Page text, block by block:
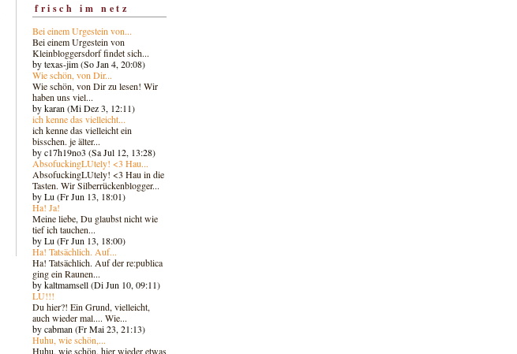
frisch im netz
Bei einem Urgestein von...
Bei einem Urgestein von
Kleinbloggersdorf findet sich...
by texas-jim (So Jan 4, 20:08)
Wie schön, von Dir...
Wie schön, von Dir zu lesen! Wir
haben uns viel...
by karan (Mi Dez 3, 12:11)
ich kenne das vielleicht...
ich kenne das vielleicht ein
bisschen. je älter...
by c17h19no3 (Sa Jul 12, 13:28)
AbsofuckingLUtely! <3 Hau...
AbsofuckingLUtely! <3 Hau in die
Tasten. Wir Silberrückenblogger...
by Lu (Fr Jun 13, 18:01)
Ha! Ja!
Meine liebe, Du glaubst nicht wie
tief ich tauchen...
by Lu (Fr Jun 13, 18:00)
Ha! Tatsächlich. Auf...
Ha! Tatsächlich. Auf der re:publica
ging ein Raunen...
by kaltmamsell (Di Jun 10, 09:11)
LU!!!
Du hier?! Ein Grund, vielleicht,
auch wieder mal.... Wie...
by cabman (Fr Mai 23, 21:13)
Huhu, wie schön,...
Huhu, wie schön, hier wieder etwas